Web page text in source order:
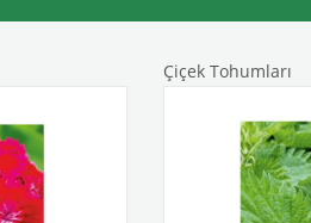
Çiçek Tohumları